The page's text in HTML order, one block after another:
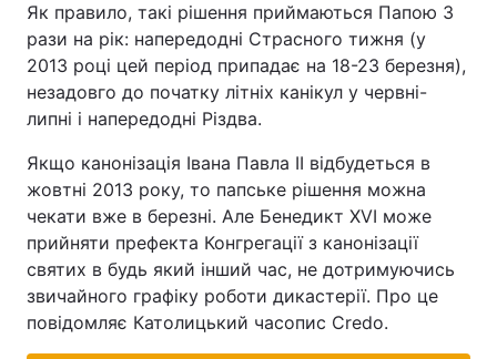
Тема оформлення
Як правило, такі рішення приймаються Папою 3
рази на рік: напередодні Страсного тижня (у
2013 році цей період припадає на 18-23 березня),
незадовго до початку літніх канікул у червні-
липні і напередодні Різдва.
Якщо канонізація Івана Павла II відбудеться в
жовтні 2013 року, то папське рішення можна
чекати вже в березні. Але Бенедикт XVI може
прийняти префекта Конгрегації з канонізації
святих в будь який інший час, не дотримуючись
звичайного графіку роботи дикастерії. Про це
повідомляє Католицький часопис Credo.